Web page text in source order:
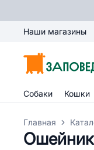
Наши магазины
Собаки Кошки
Главная